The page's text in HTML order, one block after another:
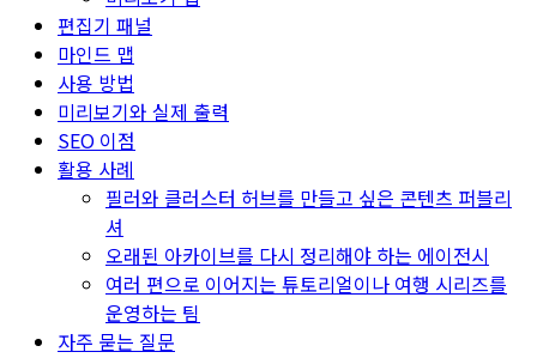
편집기 패널
마인드 맵
사용 방법
미리보기와 실제 출력
SEO 이점
활용 사례
필러와 클러스터 허브를 만들고 싶은 콘텐츠 퍼블리
셔
오래된 아카이브를 다시 정리해야 하는 에이전시
여러 편으로 이어지는 튜토리얼이나 여행 시리즈를
운영하는 팀
자주 묻는 질문